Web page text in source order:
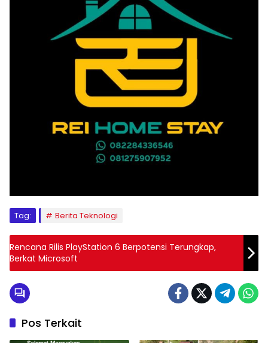
Tag: Berita Teknologi
Rencana Rilis PlayStation 6 Berpotensi Terungkap,
Berkat Microsoft
Pos Terkait